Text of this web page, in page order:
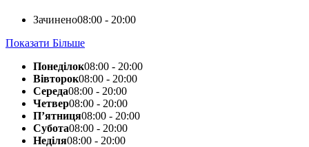
Зачинено08:00 - 20:00
Показати Більше
Понеділок08:00 - 20:00
Вівторок08:00 - 20:00
Середа08:00 - 20:00
Четвер08:00 - 20:00
П’ятниця08:00 - 20:00
Субота08:00 - 20:00
Неділя08:00 - 20:00